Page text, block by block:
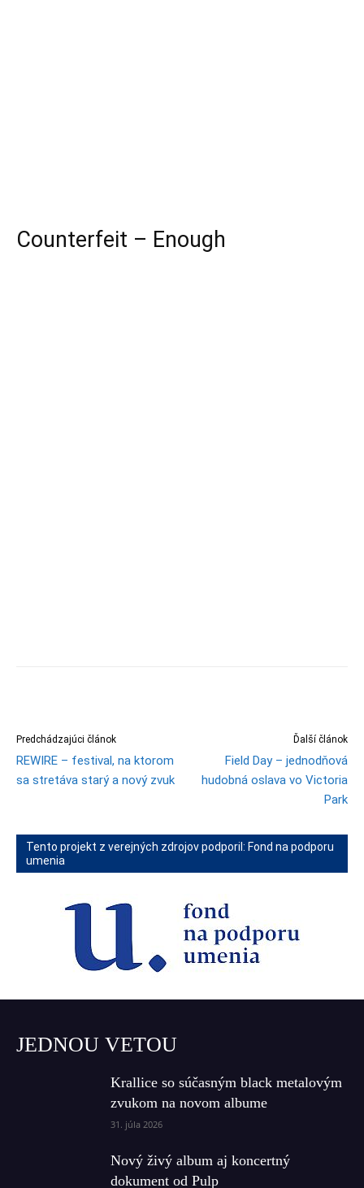
Counterfeit – Enough
Predchádzajúci článok
REWIRE – festival, na ktorom
sa stretáva starý a nový zvuk
Ďalší článok
Field Day – jednodňová
hudobná oslava vo Victoria
Park
Tento projekt z verejných zdrojov podporil: Fond na podporu
umenia
JEDNOU VETOU
Krallice so súčasným black metalovým
zvukom na novom albume
31. júla 2026
Nový živý album aj koncertný
dokument od Pulp